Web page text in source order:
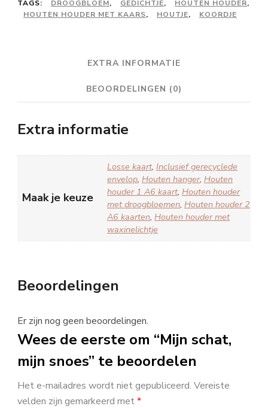
TAGS: DROOGBLOEM, GEDICHTJE, HOUTEN HOUDER,
HOUTEN HOUDER MET KAARS, HOUTJE, KOORDJE
EXTRA INFORMATIE
BEOORDELINGEN (0)
Extra informatie
Maak je keuze
Losse kaart, Inclusief gerecyclede
envelop, Houten hanger, Houten
houder 1 A6 kaart, Houten houder
met droogbloemen, Houten houder 2
A6 kaarten, Houten houder met
waxinelichtje
Beoordelingen
Er zijn nog geen beoordelingen.
Wees de eerste om “Mijn schat,
mijn snoes” te beoordelen
Het e-mailadres wordt niet gepubliceerd. Vereiste
velden zijn gemarkeerd met*